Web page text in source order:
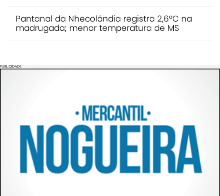
Pantanal da Nhecolândia registra 2,6ºC na
madrugada; menor temperatura de MS
PUBLICIDADE